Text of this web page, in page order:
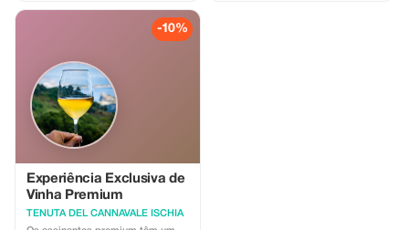
-10%
Experiência Exclusiva de
Vinha Premium
TENUTA DEL CANNAVALE ISCHIA